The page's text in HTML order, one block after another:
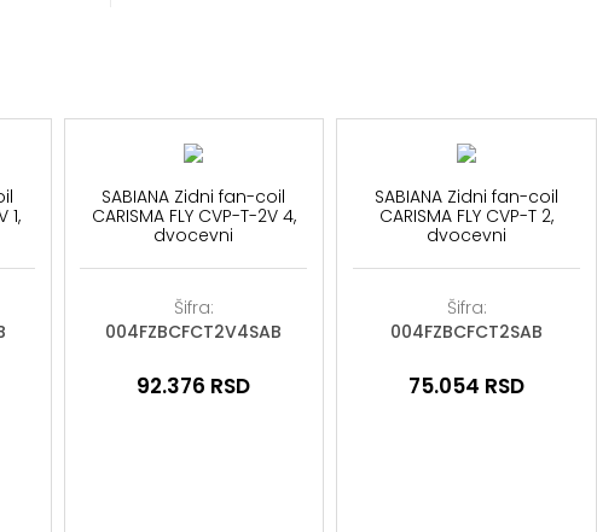
1,
SABIANA Zidni fan-coil
CARISMA FLY CVP-T-2V 4,
dvocevni
Šifra:
004FZBCFCT2V4SAB
92.376 RSD
SABIANA Zidni fan-coil
CARISMA FLY CVP-T 2,
dvocevni
Šifra:
004FZBCFCT2SAB
75.054 RSD